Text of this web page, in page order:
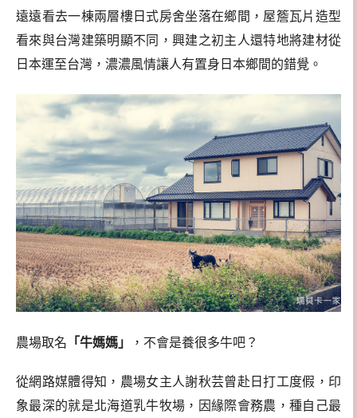
遠遠看去一棟兩層樓日式房舍坐落在鄉間，屋簷瓦片造型
看來與台灣建築明顯不同，興建之初主人還特地將建材從
日本運至台灣，濃濃風情讓人有置身日本鄉間的錯覺。
農場取名 「牛媽媽」 ，不會是養很多牛吧？
從網路媒體得知，農場女主人謝秋芸曾赴日打工度假，印
象最深的就是北海道乳牛牧場，因緣際會務農，種自己最